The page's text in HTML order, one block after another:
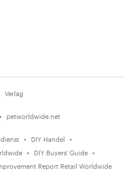
Verlag
petworldwide.net
DIY Handel
DIY Buyers' Guide
Report Retail Worldwide